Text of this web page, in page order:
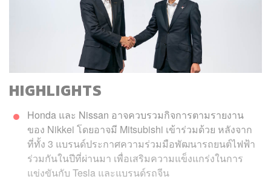
HIGHLIGHTS
Honda และ Nissan อาจควบรวมกิจการตามรายงาน
ของ Nikkei โดยอาจมี Mitsubishi เข้าร่วมด้วย หลังจาก
ที่ทั้ง 3 แบรนด์ประกาศความร่วมมือพัฒนารถยนต์ไฟฟ้า
ร่วมกันในปีที่ผ่านมา เพื่อเสริมความแข็งแกร่งในการ
แข่งขันกับ Tesla และแบรนด์รถจีน